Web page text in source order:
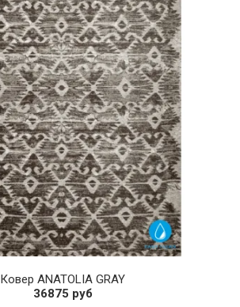
Ковер ANATOLIA GRAY
36875 руб